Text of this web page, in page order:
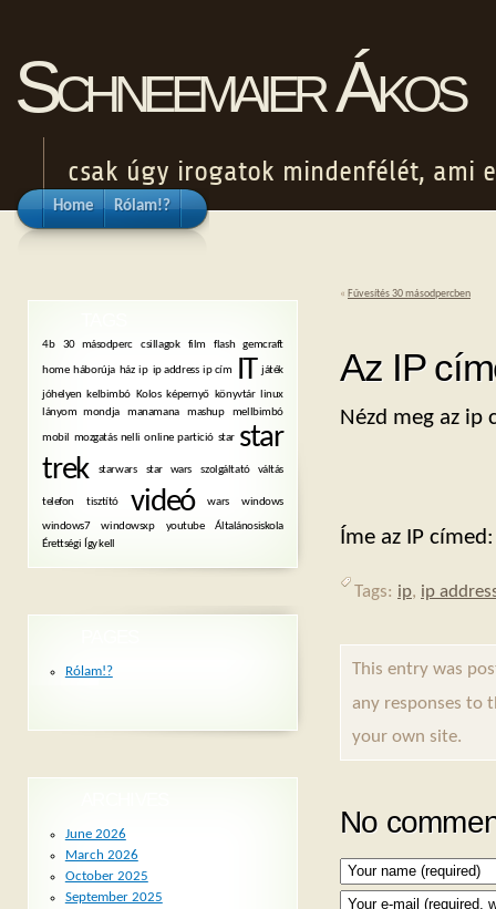
Schneemaier Ákos
csak úgy irogatok mindenfélét, ami
Home Rólam!?
« Fűvesítés 30 másodpercben
Az IP
Nézd meg az ip
Íme az IP
Tags: ip, ip
This entry was
any responses to
your own site.
No
4b 30 másodperc csillagok film flash gemcraft
home háborúja ház ip ip address ip cím IT játék
jóhelyen kelbimbó Kolos képernyő könyvtár
linux
lányom mondja
manamana mashup mellbimbó
mobil mozgatás nelli online partició star star
trek
starwars star wars szolgáltató váltás
telefon tisztító videó wars windows
windows7 windowsxp youtube
Általánosiskola
Érettségi Így kell
Rólam!?
June 2026
March 2026
October 2025
September 2025